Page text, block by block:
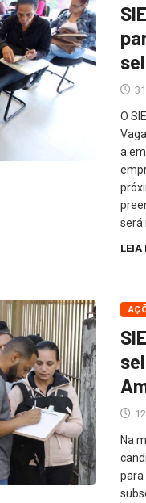
O
a
será
LEIA
Na
para